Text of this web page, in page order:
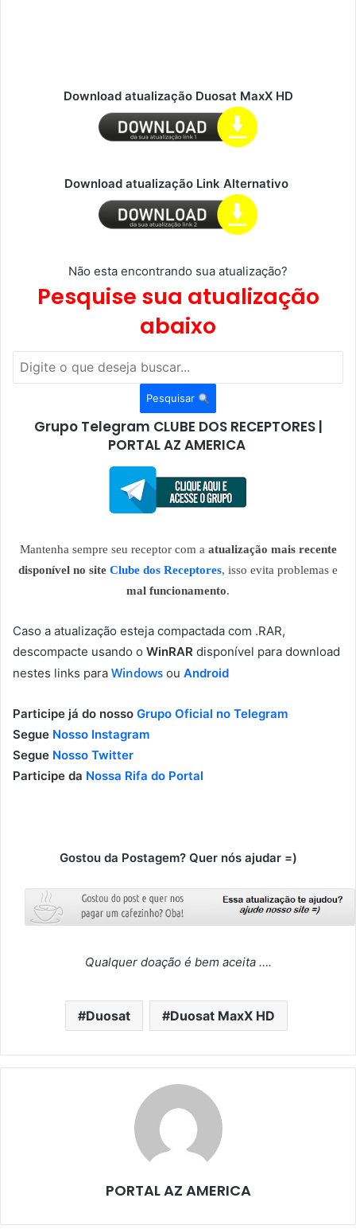
Download atualização Duosat MaxX HD
Download atualização Link Alternativo
Não esta encontrando sua atualização?
Pesquise sua atualização
abaixo
Pesquisar
Grupo Telegram CLUBE DOS RECEPTORES |
PORTAL AZ AMERICA
Mantenha sempre seu receptor com a atualização mais recente
disponível no site Clube dos Receptores, isso evita problemas e
mal funcionamento.
Caso a atualização esteja compactada com .RAR,
descompacte usando o WinRAR disponível para download
nestes links para Windows ou Android
Participe já do nosso Grupo Oficial no Telegram
Segue Nosso Instagram
Segue Nosso Twitter
Participe da Nossa Rifa do Portal
Gostou da Postagem? Quer nós ajudar =)
Qualquer doação é bem aceita ….
Duosat Duosat MaxX HD
PORTAL AZ AMERICA